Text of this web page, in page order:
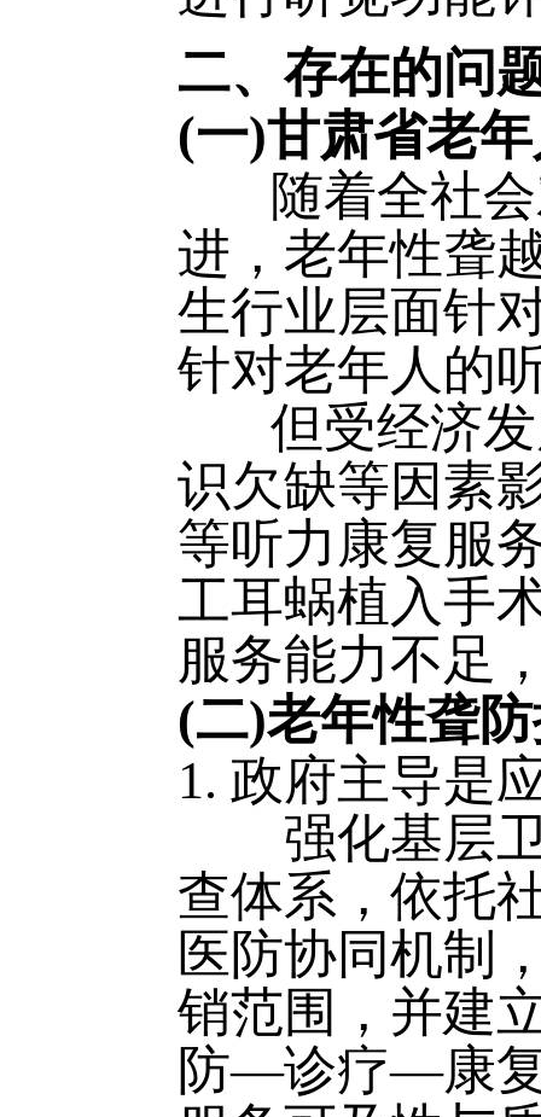
二、存在的问
(一)甘肃省老
随着全社会
进，老年性聋
生行业层面针
针对老年人的
但受经济发
识欠缺等因素
等听力康复服
工耳蜗植入手
服务能力不足
(二)老年性聋
1. 政府主导是
强化基层卫
查体系，依托
医防协同机制
销范围，并建
防—诊疗—康